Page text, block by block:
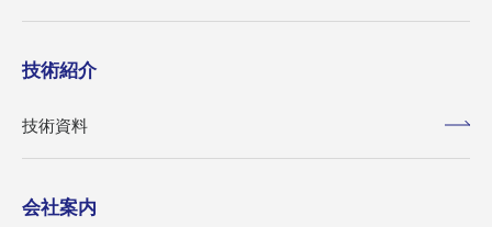
技術紹介
技術資料
会社案内